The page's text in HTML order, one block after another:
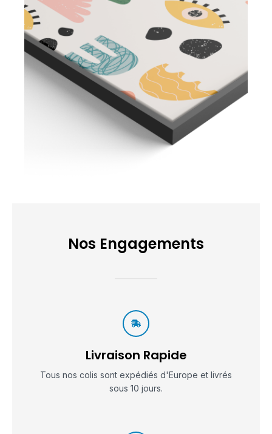
Nos Engagements
Livraison Rapide
Tous nos colis sont expédiés d'Europe et livrés
sous 10 jours.